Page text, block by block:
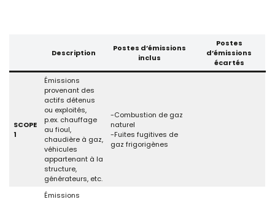
Description
Postes d’émissions
inclus
Postes
d’émissions
écartés
SCOPE
1
Émissions
provenant des
actifs détenus
ou exploités,
p.ex. chauffage
au fioul,
chaudière à gaz,
véhicules
appartenant à la
structure,
générateurs, etc.
-Combustion de gaz
naturel
-Fuites fugitives de
gaz frigorigènes
Émissions